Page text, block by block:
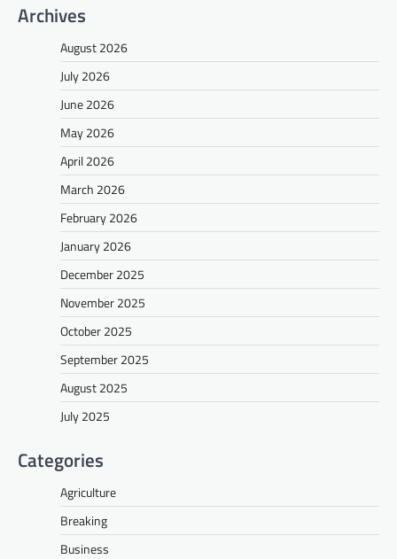
Archives
August 2026
July 2026
June 2026
May 2026
April 2026
March 2026
February 2026
January 2026
December 2025
November 2025
October 2025
September 2025
August 2025
July 2025
Categories
Agriculture
Breaking
Business